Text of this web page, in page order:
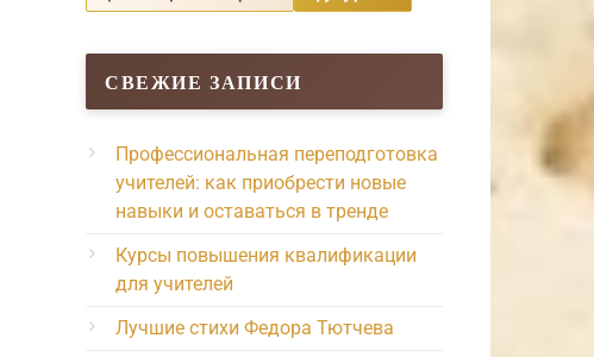
СВЕЖИЕ ЗАПИСИ
Профессиональная переподготовка
учителей: как приобрести новые
навыки и оставаться в тренде
Курсы повышения квалификации
для учителей
Лучшие стихи Федора Тютчева